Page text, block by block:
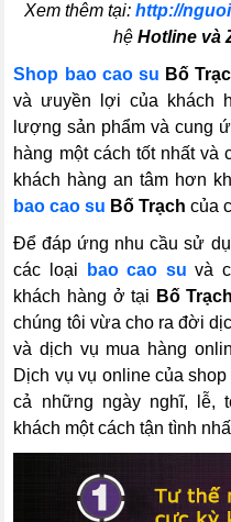
Xem thêm tại: http://
hệ Hotline và
Shop bao cao su Bố
và ưuyền lợi của khách
lượng sản phẩm và cung
hàng một cách tốt nhất và
khách hàng an tâm hơn
bao cao su Bố Trạchcủa
Để đáp ứng nhu cầu sử
các loại
bao cao su và
khách hàng ở tại Bố Trạch
chúng tôi vừa cho ra đời
và dịch vụ mua hàng
Dịch vụ vụ online của
cả những ngày nghĩ, lễ,
khách một cách tận tình